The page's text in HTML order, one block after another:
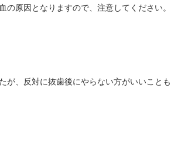
原因となりますので、注意してください。
が、反対に抜歯後にやらない方がいいことも